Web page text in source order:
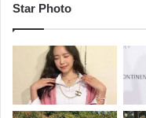
Star Photo